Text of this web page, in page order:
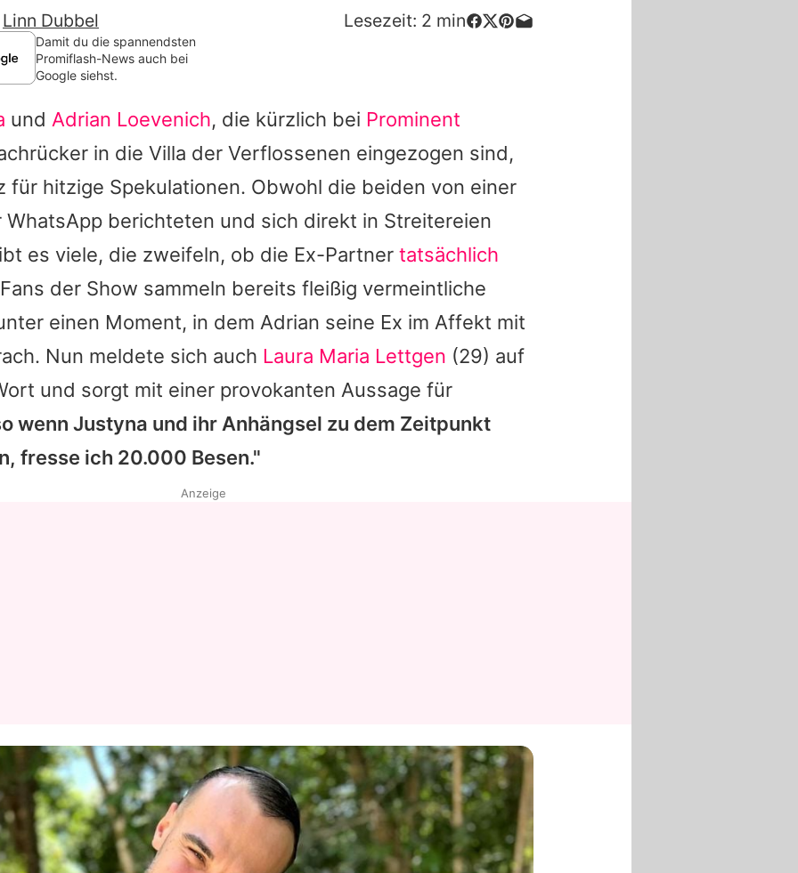
Familie & Liebe
Alle Themen auf Promiflash
App runterladen
Team
Redaktionelle Richtlinien
Impressum
Datenschutzerklärung
Nutzungsbedingungen
Linn Dubbel Lesezeit: 2 min
Damit du die spannendsten
Promiflash-News auch bei
Google siehst.
und Adrian Loevenich, die kürzlich bei Prominent
in die Villa der Verflossenen eingezogen sind,
für hitzige Spekulationen. Obwohl die beiden von einer
WhatsApp berichteten und sich direkt in Streitereien
es viele, die zweifeln, ob die Ex-Partner tatsächlich
der Show sammeln bereits fleißig vermeintliche
einen Moment, in dem Adrian seine Ex im Affekt mit
Nun meldete sich auch Laura Maria Lettgen (29) auf
und sorgt mit einer provokanten Aussage für
wenn Justyna und ihr Anhängsel zu dem Zeitpunkt
fresse ich 20.000 Besen."
Anzeige